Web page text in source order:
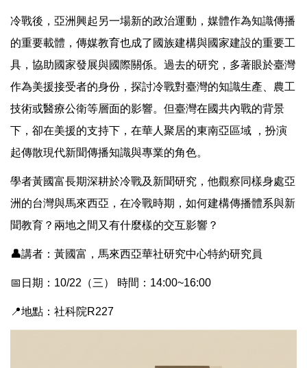
冷戰後，亞洲興起另一場新的政治運動，媒體作為知識傳播
的重要載體，傳媒教育也成了國族建構與國家建設的重要工
具，協助國家發展與國際關係。過去的研究，多著眼於臺灣
作為美援接受者的身份，探討冷戰對臺灣的知識生產、農工
技術或醫療公衛等層面的影響。但臺灣在國共內戰的背景
下，卻在美援的支持下，在華人聚居的東南亞區域 ，扮演
起傳散現代新聞傳播知識與專業的角色。
學者黃國富長期深耕於冷戰及新聞研究，他觀察同樣身處亞
洲的台灣與馬來西亞，在冷戰時期，如何建構傳播體系與新
聞教育？兩地之間又有什麼樣的交互影響？
👤講者：黃國富，馬來西亞華社研究中心特約研究員
📅日期：10/22（三） 時間：14:00~16:00
📍地點：社科院R227